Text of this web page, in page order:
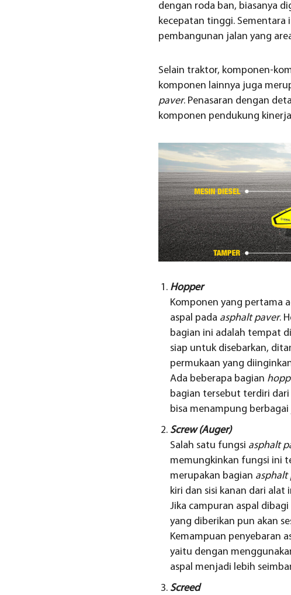
dengan roda ban, biasanya
kecepatan tinggi. Sementara
pembangunan jalan yang
Selain traktor, komponen-
komponen lainnya juga
paver. Penasaran dengan
komponen pendukung kinerja
Hopper
Komponen yang pertama
aspal pada asphalt paver.
bagian ini adalah tempat
siap untuk disebarkan,
permukaan yang
Ada beberapa bagian
bagian tersebut terdiri
bisa menampung
Screw (Auger)
Salah satu fungsi asphalt
memungkinkan fungsi ini
merupakan bagian asphalt
kiri dan sisi kanan dari alat
Jika campuran aspal
yang diberikan pun akan
Kemampuan penyebaran
yaitu dengan
aspal menjadi lebih
Screed